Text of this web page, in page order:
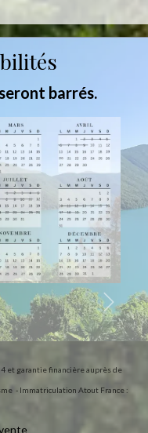
barrés.
Suivant
et garantie financière auprès de
- Immatriculation Atout France :​
nte